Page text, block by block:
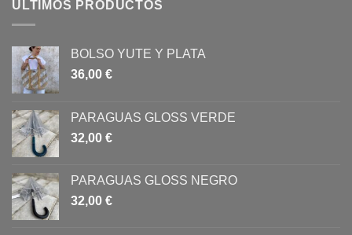
ÚLTIMOS PRODUCTOS
BOLSO YUTE Y PLATA
36,00 €
PARAGUAS GLOSS VERDE
32,00 €
PARAGUAS GLOSS NEGRO
32,00 €